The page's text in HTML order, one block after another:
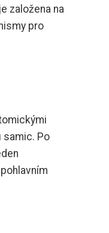
založena na
pro
samic. Po